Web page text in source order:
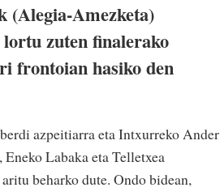
(Alegia-Amezketa)
zuten finalerako
frontoian hasiko den
azpeitiarra eta Intxurreko Ander
Labaka eta Telletxea
beharko dute. Ondo bidean,